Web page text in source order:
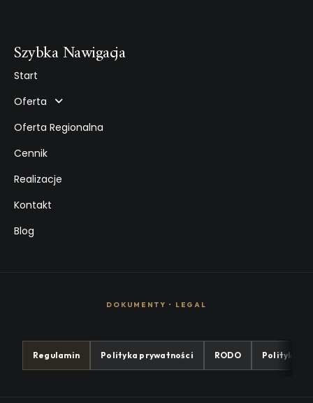
Szybka Nawigacja
Start
Oferta
Oferta Regionalna
Cennik
Realizacje
Kontakt
Blog
DOKUMENTY • LEGAL
Regulamin Polityka prywatności RODO Polityka